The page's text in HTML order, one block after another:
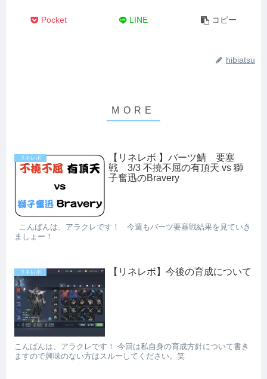
Pocket LINE コピー
hibiatsu
リネレボ
【リネレボ 】バーツ鯖 要塞
戦 3/3 不撓不屈の有頂天 vs 獅
子奮迅のBravery
こんばんは、アラクレです！ 今週もバーツ要塞戦結果を見ていき
ましょー！
リネレボ 【リネレボ】今後の育成について
こんばんは、アラクレです！ 今回は私自身の育成方針について書き
ますので興味のない方はスルーしてください。笑